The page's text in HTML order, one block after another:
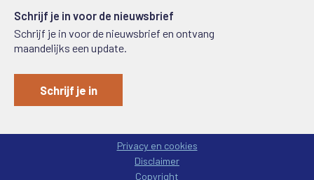
Schrijf je in voor de nieuwsbrief
Schrijf je in voor de nieuwsbrief en ontvang
maandelijks een update.
Schrijf je in
Privacy en cookies
Disclaimer
Copyright